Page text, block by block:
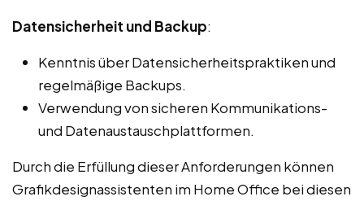
Datensicherheit und Backup:
Kenntnis über Datensicherheitspraktiken und
regelmäßige Backups.
Verwendung von sicheren Kommunikations-
und Datenaustauschplattformen.
Durch die Erfüllung dieser Anforderungen können
Grafikdesignassistenten im Home Office bei diesen